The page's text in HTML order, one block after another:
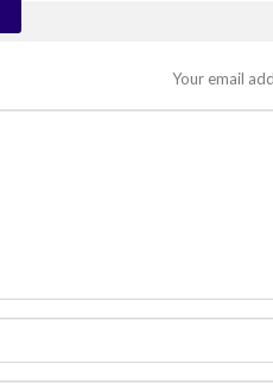
Your email